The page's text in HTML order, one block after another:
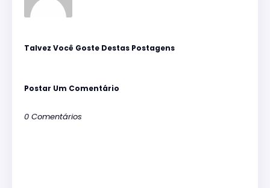
Talvez Você Goste Destas Postagens
Postar Um Comentário
0 Comentários